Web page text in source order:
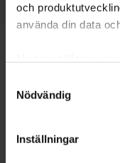
och
använda din data
som kan ha en
Ta reda på mer om
Nödvändig
Inställningar
Starta en
Lär dig
Läs mer om att